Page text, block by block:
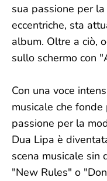
sua passione per
eccentriche, sta
album. Oltre a ciò,
sullo schermo con
Con una voce
musicale che
passione per la
Dua Lipa è
scena musicale sin
"New Rules" o